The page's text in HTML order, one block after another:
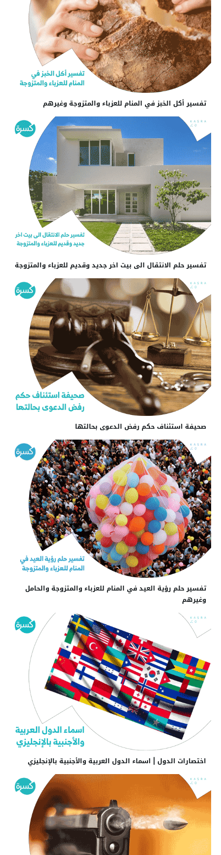
تفسير أكل الخبز في المنام للعزباء والمتزوجة وغيرهم
تفسير حلم الانتقال الى بيت اخر جديد وقديم للعزباء والمتزوجة
صحيفة استئناف حكم رفض الدعوى بحالتها
تفسير حلم رؤية العيد في المنام للعزباء والمتزوجة والحامل
وغيرهم
اختصارات الدول | اسماء الدول العربية والأجنبية بالإنجليزي